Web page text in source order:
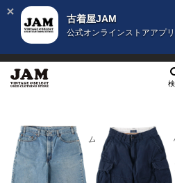
古着屋JAM
公式オンラインストアアプリ
メンズ ボトムス ショートパン
ショートパ